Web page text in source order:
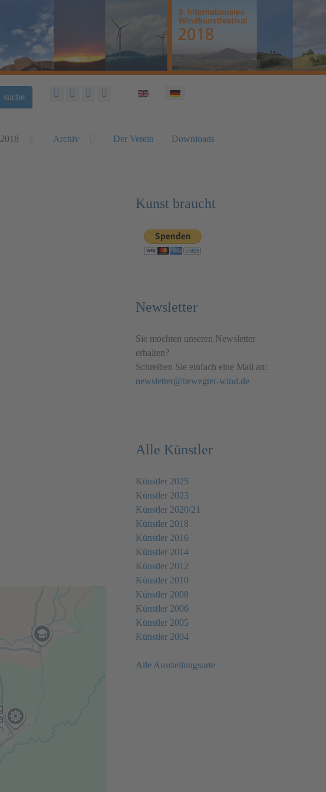
suche Sprache auswählen
2018 Archiv Der Verein Downloads
Kunst braucht
Newsletter
Sie möchten unseren Newsletter
erhalten?
Schreiben Sie einfach eine Mail an:
newsletter@bewegter-wind.de
Alle Künstler
Künstler 2025
Künstler 2023
Künstler 2020/21
Künstler 2018
Künstler 2016
Künstler 2014
Künstler 2012
Künstler 2010
Künstler 2008
Künstler 2006
Künstler 2005
Künstler 2004
Alle Ausstellungsorte